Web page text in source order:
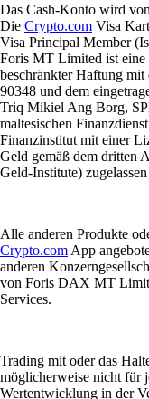
Das Cash-Konto wird
Die Crypto.com Visa
Visa Principal Member
Foris MT Limited ist eine
beschränkter Haftung mit
90348 und dem
Triq Mikiel Ang Borg,
maltesischen
Finanzinstitut mit einer
Geld gemäß dem dritten
Geld-Institute)
Alle anderen Produkte
Crypto.com App
anderen
von Foris DAX MT
Services.
Trading mit oder das
möglicherweise nicht für
Wertentwicklung in der